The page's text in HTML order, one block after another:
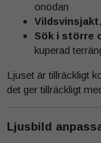
onödan
Vildsvinsjakt
Sök i större
kuperad
Ljuset är tillräckligt
det ger tillräckligt
Ljusbild